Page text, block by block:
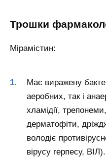
Трошки
Мірамістин:
Має виражену
аеробних, так і
хламідії,
дерматофіти,
володіє
вірусу герпесу,